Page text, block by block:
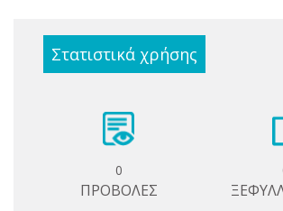
Στατιστικά χρήσης
0
ΠΡΟΒΟΛΕΣ